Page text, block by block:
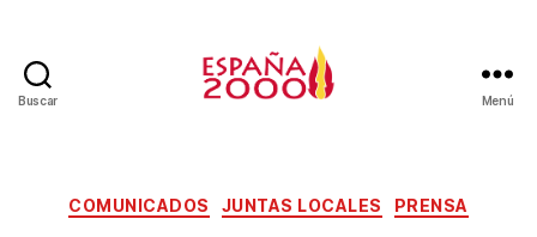
Buscar Menú
COMUNICADOS JUNTAS LOCALES PRENSA